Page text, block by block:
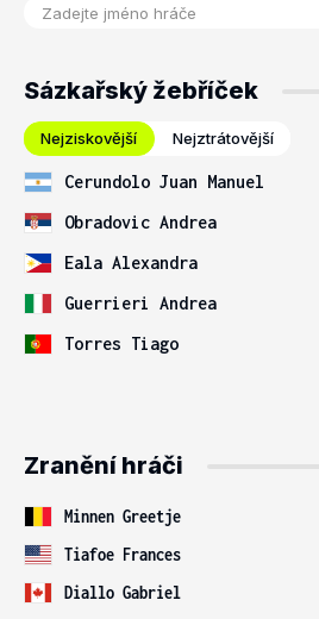
Sázkařský žebříček
Nejziskovější Nejztrátovější
Cerundolo Juan Manuel
Obradovic Andrea
Eala Alexandra
Guerrieri Andrea
Torres Tiago
Zranění hráči
Minnen Greetje
Tiafoe Frances
Diallo Gabriel